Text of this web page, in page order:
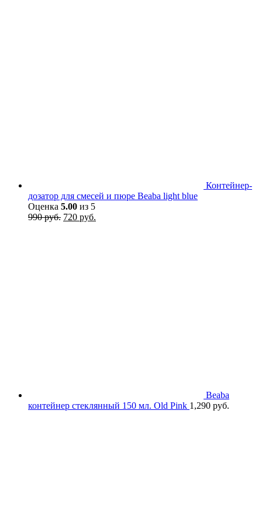
Контейнер-
дозатор для смесей и пюре Beaba light blue
Оценка 5.00 из 5
990руб. Первоначальная
720 руб.
Beaba
контейнер стеклянный 150 мл. Old Pink 1,290 руб.